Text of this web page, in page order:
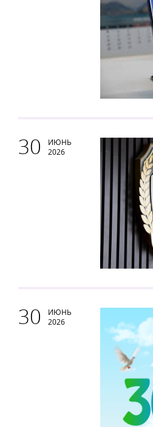
30
ИЮНЬ
2026
30
ИЮНЬ
2026